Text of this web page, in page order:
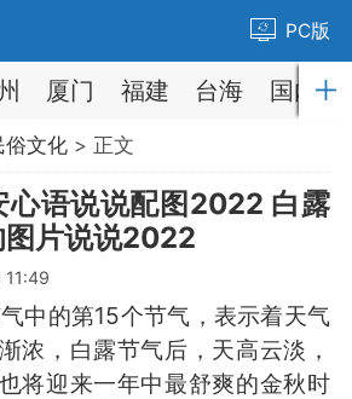
PC版
厦门 福建 台海 国内
俗文化> 正文
心语说说配图2022 白露
片说说2022
的第15个节气，表示着天气
浓，白露节气后，天高云淡，
将迎来一年中最舒爽的金秋时